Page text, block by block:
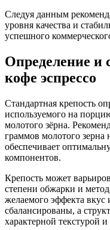
Следуя данным
уровня качества и
успешного
Определение и
кофе эспрессо
Стандартная крепость
используемого на
молотого зёрна.
граммов молотого
обеспечивает
компонентов.
Крепость может
степени обжарки и
желаемого эффекта
сбалансированы, а
характерной текстурой